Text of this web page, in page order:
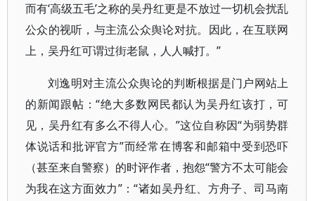
而有‘高级五毛’之称的吴丹红更是不放过一切机会扰乱
公众的视听，与主流公众舆论对抗。因此，在互联网
上，吴丹红可谓过街老鼠，人人喊打。”
刘逸明对主流公众舆论的判断根据是门户网站上
的新闻跟帖：“绝大多数网民都认为吴丹红该打，可
见，吴丹红有多么不得人心。”这位自称因“为弱势群
体说话和批评官方”而经常在博客和邮箱中受到恐吓
（甚至来自警察）的时评作者，抱怨“警方不太可能会
为我在这方面效力”：“诸如吴丹红、方舟子、司马南